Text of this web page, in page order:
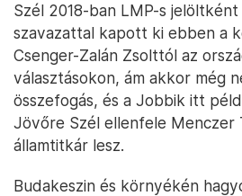
Szél 2018-ban LMP-s
szavazattal kapott ki ebben a
Csenger-Zalán Zsolttól az
választásokon, ám akkor még
összefogás, és a Jobbik itt
Jövőre Szél ellenfele Menczer
államtitkár lesz.
Budakeszin és környékén